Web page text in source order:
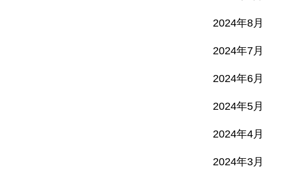
2024年8月
2024年7月
2024年6月
2024年5月
2024年4月
2024年3月